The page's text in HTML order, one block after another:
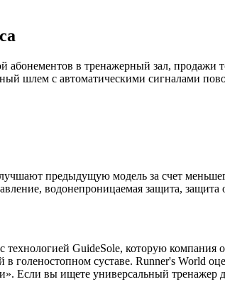
абонементов в тренажерный зал,
шлем с автоматическими сигналами
предыдущую модель за счет
водонепроницаемая защита, защита
технологией GuideSole, которую
голеностопном суставе. Runner's World
Если вы ищете универсальный тренажер